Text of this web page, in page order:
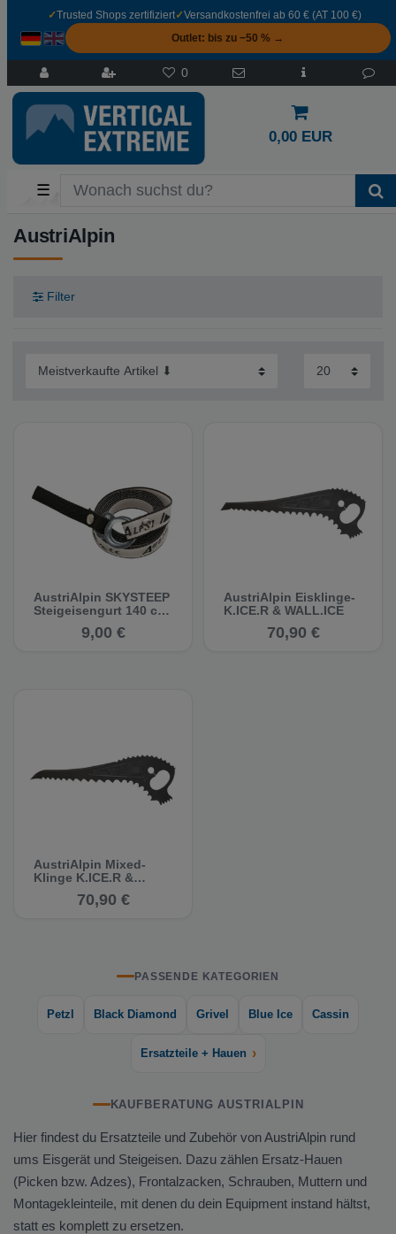
✓Trusted Shops zertifiziert✓Versandkostenfrei ab 60 € (AT 100 €)
Outlet: bis zu −50 % →
0
0,00 EUR
☰
AustriAlpin
Filter
AustriAlpin SKYSTEEP
Steigeisengurt 140 cm
Ersatzgurtband
9,00 €
AustriAlpin Eisklinge-
K.ICE.R & WALL.ICE
70,90 €
AustriAlpin Mixed-
Klinge K.ICE.R &
70,90 €
PASSENDE KATEGORIEN
Petzl Black Diamond Grivel Blue Ice Cassin
Ersatzteile + Hauen ›
KAUFBERATUNG AUSTRIALPIN
Hier findest du Ersatzteile und Zubehör von AustriAlpin rund
ums Eisgerät und Steigeisen. Dazu zählen Ersatz-Hauen
(Picken bzw. Adzes), Frontalzacken, Schrauben, Muttern und
Montagekleinteile, mit denen du dein Equipment instand hältst,
statt es komplett zu ersetzen.